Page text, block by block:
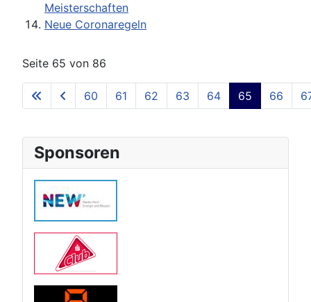
Meisterschaften
Neue Coronaregeln
Seite 65 von 86
60 61 62 63 64 65 66
Sponsoren